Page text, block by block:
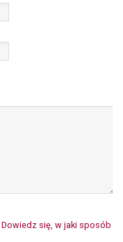
Dowiedz się, w jaki sposób